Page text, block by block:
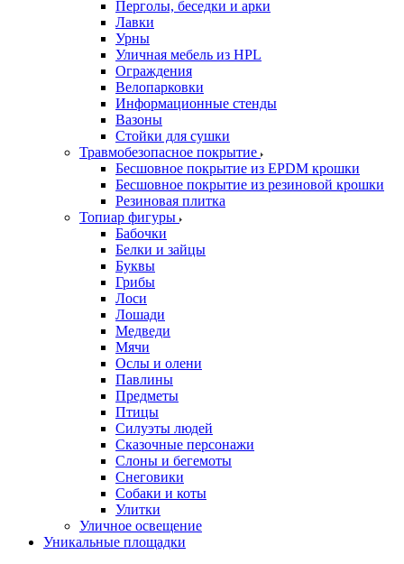
Перголы, беседки и арки
Лавки
Урны
Уличная мебель из HPL
Ограждения
Велопарковки
Информационные стенды
Вазоны
Стойки для сушки
Травмобезопасное покрытие
Бесшовное покрытие из EPDM крошки
Бесшовное покрытие из резиновой крошки
Резиновая плитка
Топиар фигуры
Бабочки
Белки и зайцы
Буквы
Грибы
Лоси
Лошади
Медведи
Мячи
Ослы и олени
Павлины
Предметы
Птицы
Силуэты людей
Сказочные персонажи
Слоны и бегемоты
Снеговики
Собаки и коты
Улитки
Уличное освещение
Уникальные площадки